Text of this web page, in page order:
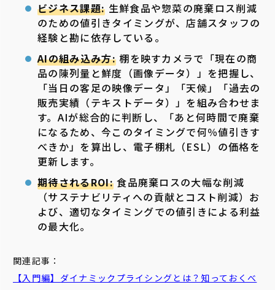
ビジネス課題: 生鮮食品や惣菜の廃棄ロス削減
のための値引きタイミングが、店舗スタッフの
経験と勘に依存している。
AIの組み込み方:棚を映すカメラで「現在の商
品の陳列量と鮮度（画像データ）」を把握し、
「当日の客足の映像データ」「天候」「過去の
販売実績（テキストデータ）」を組み合わせま
す。AIが総合的に判断し、「あと何時間で廃棄
になるため、今このタイミングで何％値引きす
べきか」を算出し、電子棚札（ESL）の価格を
更新します。
期待されるROI:食品廃棄ロスの大幅な削減
（サステナビリティへの貢献とコスト削減）お
よび、適切なタイミングでの値引きによる利益
の最大化。
関連記事：
【入門編】ダイナミックプライシングとは？知っておくべ